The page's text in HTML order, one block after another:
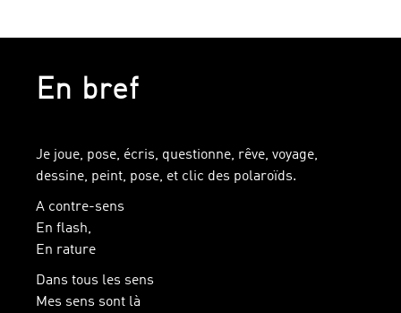
En bref
Je joue, pose, écris, questionne, rêve, voyage,
dessine, peint, pose, et clic des polaroïds.
A contre-sens
En flash,
En rature
Dans tous les sens
Mes sens sont là